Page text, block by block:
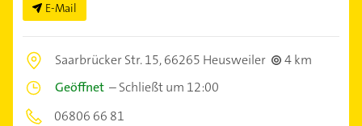
E-Mail
Saarbrücker Str. 15,66265 Heusweiler
4 km
Geöffnet –Schließt um 12:00
06806 66 81